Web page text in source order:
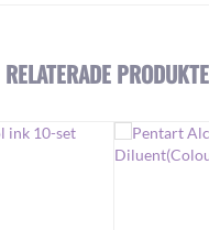
RELATERADE